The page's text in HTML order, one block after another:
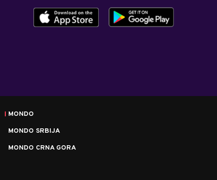
MONDO
MONDO SRBIJA
MONDO CRNA GORA